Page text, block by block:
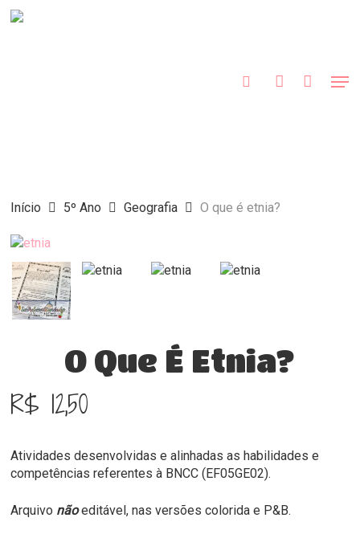
Skip
Início 5º Ano Geografia O que é etnia?
O Que É Etnia?
R$ 12,50
Atividades desenvolvidas e alinhadas as habilidades e
competências referentes à BNCC (EF05GE02).
Arquivo nãoeditável, nas versões colorida e P&B.